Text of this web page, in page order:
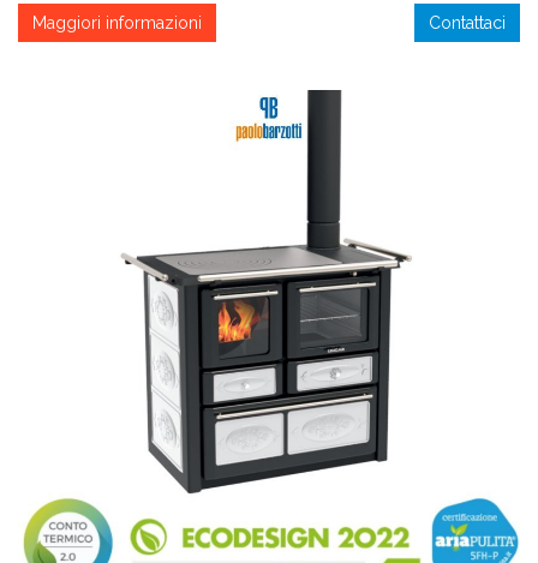
Maggiori informazioni Contattaci